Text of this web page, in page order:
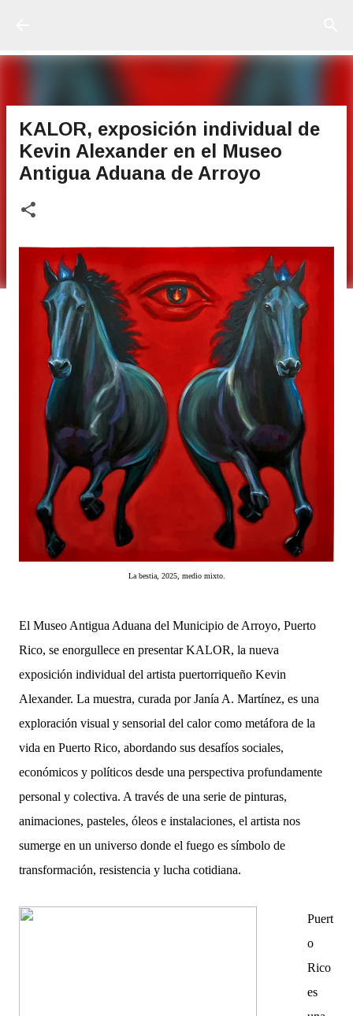
KALOR, exposición individual de
Kevin Alexander en el Museo
Antigua Aduana de Arroyo
La bestia, 2025, medio mixto.
El Museo Antigua Aduana del Municipio de Arroyo, Puerto
Rico, se enorgullece en presentar KALOR, la nueva
exposición individual del artista puertorriqueño Kevin
Alexander. La muestra, curada por Janía A. Martínez, es una
exploración visual y sensorial del calor como metáfora de la
vida en Puerto Rico, abordando sus desafíos sociales,
económicos y políticos desde una perspectiva profundamente
personal y colectiva. A través de una serie de pinturas,
animaciones, pasteles, óleos e instalaciones, el artista nos
sumerge en un universo donde el fuego es símbolo de
transformación, resistencia y lucha cotidiana.
Puert
o
Rico
es